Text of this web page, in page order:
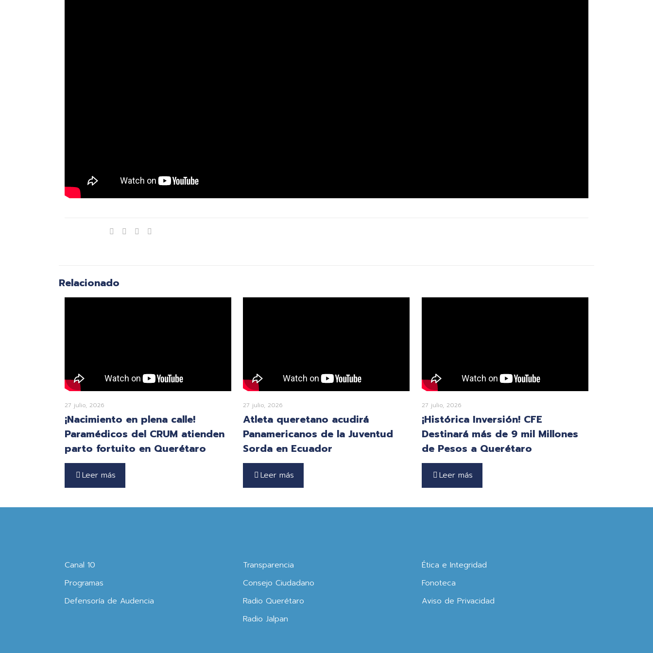
Relacionado
27 julio, 2026
¡Nacimiento en plena calle!
Paramédicos del CRUM atienden
parto fortuito en Querétaro
Leer más
27 julio, 2026
Atleta queretano acudirá
Panamericanos de la Juventud
Sorda en Ecuador
Leer más
27 julio, 2026
¡Histórica Inversión! CFE
Destinará más de 9 mil Millones
de Pesos a Querétaro
Leer más
Canal 10
Programas
Defensoría de Audencia
Transparencia
Consejo Ciudadano
Radio Querétaro
Radio Jalpan
Ética e Integridad
Fonoteca
Aviso de Privacidad